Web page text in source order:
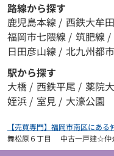
路線から探す
鹿児島本線 / 西鉄大牟
福岡市七隈線 / 筑肥線 /
日田彦山線 / 北九州都
駅から探す
大橋 / 西鉄平尾 / 薬院
姪浜 / 室見 / 大濠公園
【売買専門】福岡市南区にあ
舞松原６丁目 中古一戸建☆仲